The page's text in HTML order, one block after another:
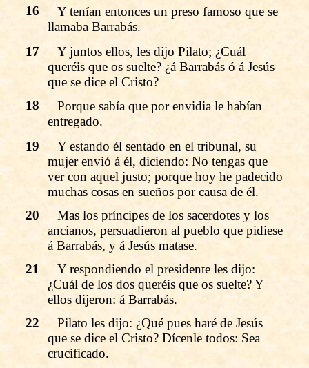
16
Y tenían entonces un preso famoso que se
llamaba Barrabás.
17
Y juntos ellos, les dijo Pilato; ¿Cuál
queréis que os suelte? ¿á Barrabás ó á Jesús
que se dice el Cristo?
18
Porque sabía que por envidia le habían
entregado.
19
Y estando él sentado en el tribunal, su
mujer envió á él, diciendo: No tengas que
ver con aquel justo; porque hoy he padecido
muchas cosas en sueños por causa de él.
20
Mas los príncipes de los sacerdotes y los
ancianos, persuadieron al pueblo que pidiese
á Barrabás, y á Jesús matase.
21
Y respondiendo el presidente les dijo:
¿Cuál de los dos queréis que os suelte? Y
ellos dijeron: á Barrabás.
22
Pilato les dijo: ¿Qué pues haré de Jesús
que se dice el Cristo? Dícenle todos: Sea
crucificado.